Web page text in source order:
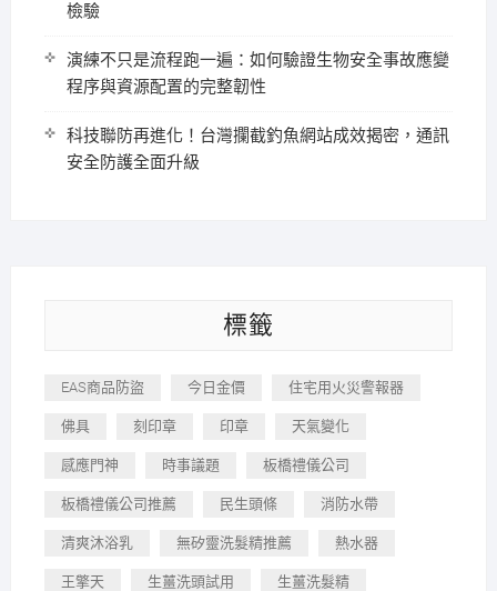
檢驗
演練不只是流程跑一遍：如何驗證生物安全事故應變
程序與資源配置的完整韌性
科技聯防再進化！台灣攔截釣魚網站成效揭密，通訊
安全防護全面升級
標籤
EAS商品防盜 今日金價 住宅用火災警報器
佛具 刻印章 印章 天氣變化
感應門神 時事議題 板橋禮儀公司
板橋禮儀公司推薦 民生頭條 消防水帶
清爽沐浴乳 無矽靈洗髮精推薦 熱水器
王擎天 生薑洗頭試用 生薑洗髮精